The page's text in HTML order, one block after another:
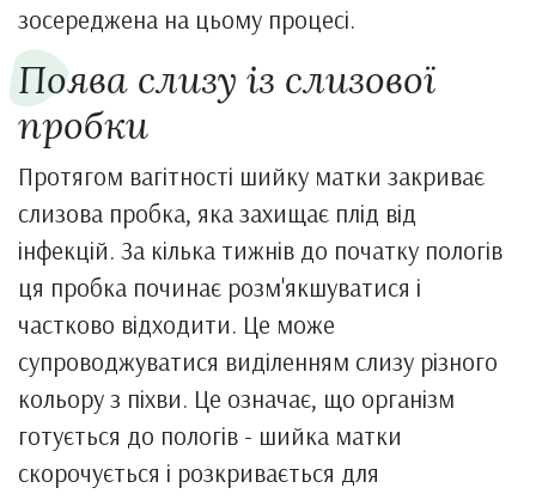
зосереджена на цьому процесі.
Поява слизу із слизової
пробки
Протягом вагітності шийку матки закриває
слизова пробка, яка захищає плід від
інфекцій. За кілька тижнів до початку пологів
ця пробка починає розм'якшуватися і
частково відходити. Це може
супроводжуватися виділенням слизу різного
кольору з піхви. Це означає, що організм
готується до пологів - шийка матки
скорочується і розкривається для